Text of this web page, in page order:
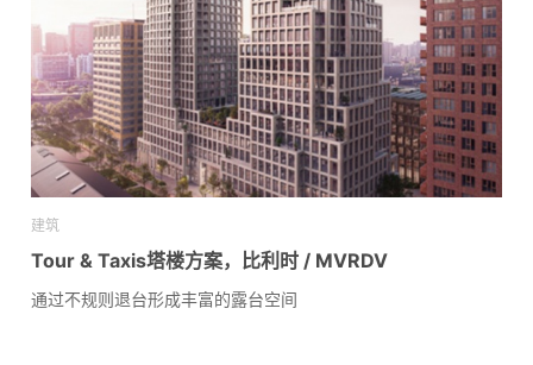
建筑
Tour & Taxis塔楼方案，比利时 / MVRDV
通过不规则退台形成丰富的露台空间